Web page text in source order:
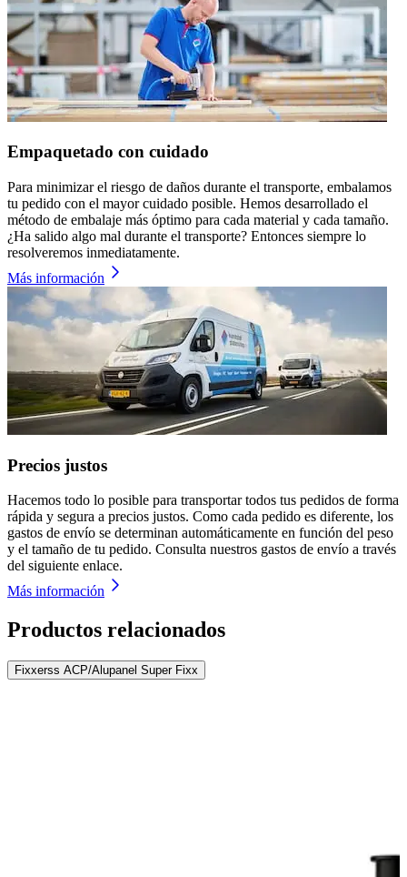
Empaquetado con cuidado
Para minimizar el riesgo de daños durante el transporte, embalamos
tu pedido con el mayor cuidado posible. Hemos desarrollado el
método de embalaje más óptimo para cada material y cada tamaño.
¿Ha salido algo mal durante el transporte? Entonces siempre lo
resolveremos inmediatamente.
Más información
Precios justos
Hacemos todo lo posible para transportar todos tus pedidos de forma
rápida y segura a precios justos. Como cada pedido es diferente, los
gastos de envío se determinan automáticamente en función del peso
y el tamaño de tu pedido. Consulta nuestros gastos de envío a través
del siguiente enlace.
Más información
Productos relacionados
Fixxerss ACP/Alupanel Super Fixx